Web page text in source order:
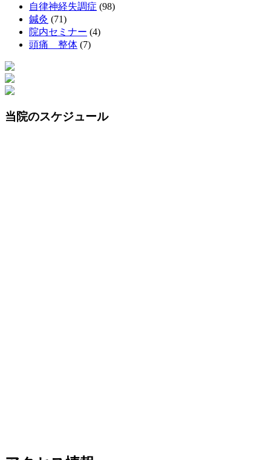
自律神経失調症 (98)
鍼灸 (71)
院内セミナー (4)
頭痛 整体 (7)
当院のスケジュール